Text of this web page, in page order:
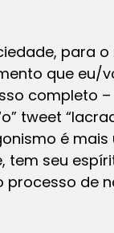
para
que eu/
completo
tweet
é mais
tem seu
processo de